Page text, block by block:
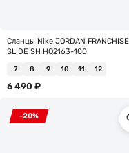
Сланцы Nike JORDAN FRANCHISE
SLIDE SH HQ2163-100
7 8 9 10 11 12
6 490 ₽
-20%